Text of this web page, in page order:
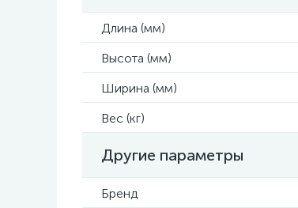
Длина (мм)
Высота (мм)
Ширина (мм)
Вес (кг)
Другие параметры
Бренд